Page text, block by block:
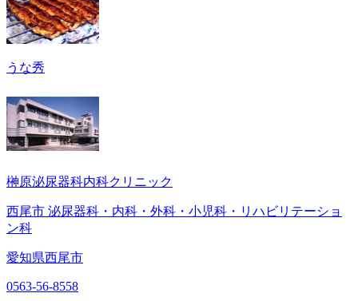
うな秀
榊原泌尿器科内科クリニック
西尾市 泌尿器科・内科・外科・小児科・リハビリテーショ
ン科
愛知県西尾市
0563-56-8558